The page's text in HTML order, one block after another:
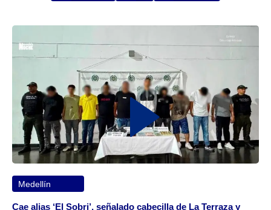
Medellín
Cae alias ‘El Sobri’, señalado cabecilla de La Terraza y